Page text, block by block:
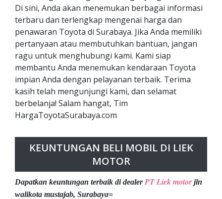
Di sini, Anda akan menemukan berbagai informasi
terbaru dan terlengkap mengenai harga dan
penawaran Toyota di Surabaya. Jika Anda memiliki
pertanyaan atau membutuhkan bantuan, jangan
ragu untuk menghubungi kami. Kami siap
membantu Anda menemukan kendaraan Toyota
impian Anda dengan pelayanan terbaik. Terima
kasih telah mengunjungi kami, dan selamat
berbelanja! Salam hangat, Tim
HargaToyotaSurabaya.com
KEUNTUNGAN BELI MOBIL DI LIEK
MOTOR
Dapatkan keuntungan terbaik di dealerPT Liek motor jln
walikota mustajab, Surabaya=